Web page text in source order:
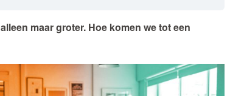
maar groter. Hoe komen we tot een